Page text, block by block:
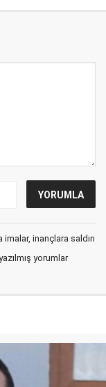
inançlara saldırı
yorumlar